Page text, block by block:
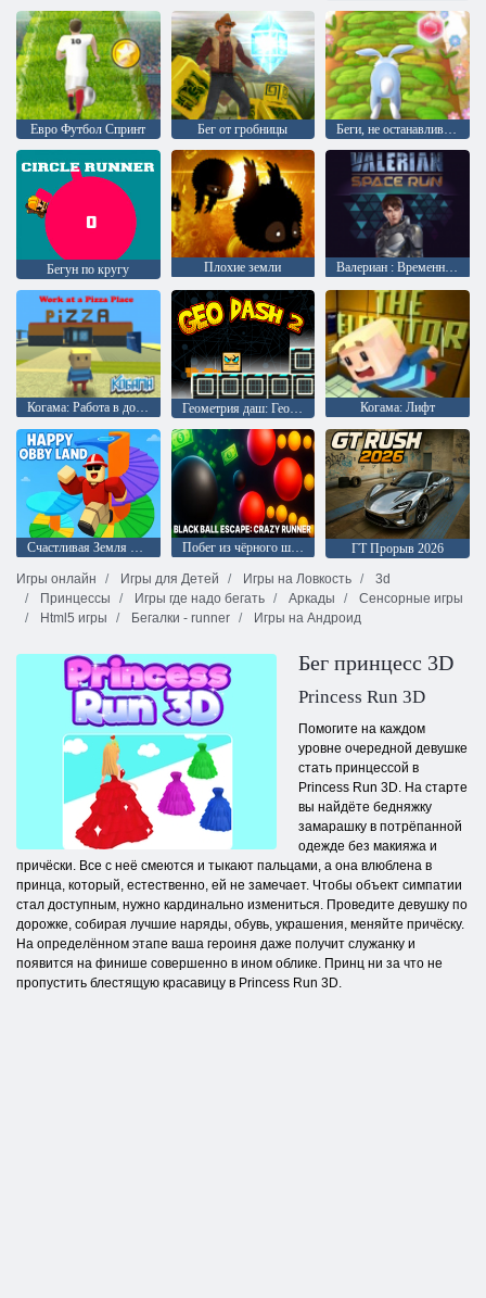
Евро Футбол Спринт Бег от гробницы Беги, не останавливайся
Бегун по кругу Плохие земли Валериан : Временной пробег
Когама: Работа в доставке пиццы Геометрия даш: Гео даш 2 Когама: Лифт
Счастливая Земля Обби Побег из чёрного шара: Безумный бегун
ГТ Прорыв 2026
Игры онлайн
Игры для Детей Игры на Ловкость
3d
Принцессы
Игры где надо бегать Аркады
Сенсорные игры
Html5 игры
Бегалки - runner Игры на Андроид
Бег принцесс 3D
Princess Run 3D
Помогите на каждом
уровне очередной девушке
стать принцессой в
Princess Run 3D. На старте
вы найдёте бедняжку
замарашку в потрёпанной
одежде без макияжа и
причёски. Все с неё смеются и тыкают пальцами, а она влюблена в
принца, который, естественно, ей не замечает. Чтобы объект симпатии
стал доступным, нужно кардинально измениться. Проведите девушку по
дорожке, собирая лучшие наряды, обувь, украшения, меняйте причёску.
На определённом этапе ваша героиня даже получит служанку и
появится на финише совершенно в ином облике. Принц ни за что не
пропустить блестящую красавицу в Princess Run 3D.